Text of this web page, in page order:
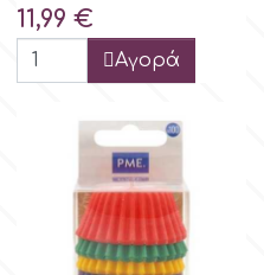
Τιμή
11,99 €
Αγορά